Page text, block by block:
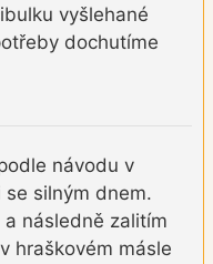
vyšlehané
dochutíme
návodu v
silným dnem.
následně zalitím
hraškovém másle